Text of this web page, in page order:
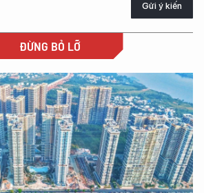
Gửi ý kiến
ĐỪNG BỎ LỠ